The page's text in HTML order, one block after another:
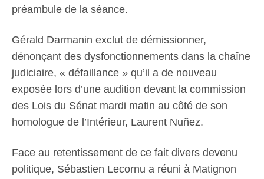
préambule de la séance.
Gérald Darmanin exclut de démissionner,
dénonçant des dysfonctionnements dans la chaîne
judiciaire, « défaillance » qu’il a de nouveau
exposée lors d’une audition devant la commission
des Lois du Sénat mardi matin au côté de son
homologue de l’Intérieur, Laurent Nuñez.
Face au retentissement de ce fait divers devenu
politique, Sébastien Lecornu a réuni à Matignon